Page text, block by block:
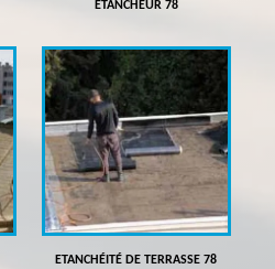
ETANCHEUR 78
ETANCHÉITÉ DE TERRASSE 78